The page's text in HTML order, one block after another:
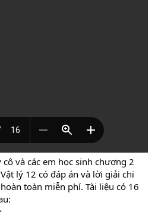
và các em học sinh chương 2
lý 12 có đáp án và lời giải chi
toàn miễn phí. Tài liệu có 16